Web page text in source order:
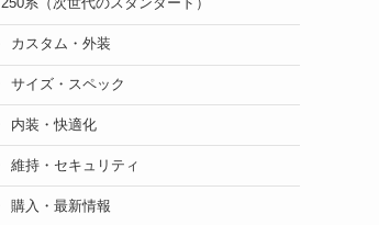
250系（次世代のスタンダード）
カスタム・外装
サイズ・スペック
内装・快適化
維持・セキュリティ
購入・最新情報